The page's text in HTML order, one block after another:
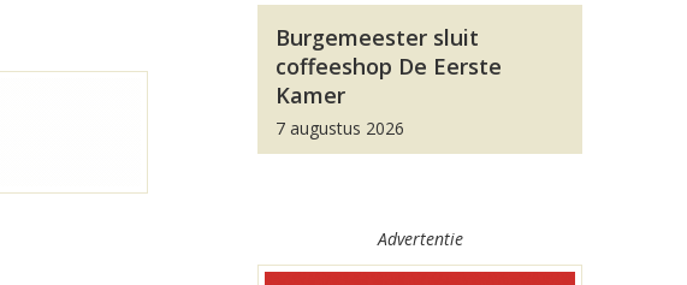
Burgemeester sluit
coffeeshop De Eerste
Kamer
7 augustus 2026
Advertentie